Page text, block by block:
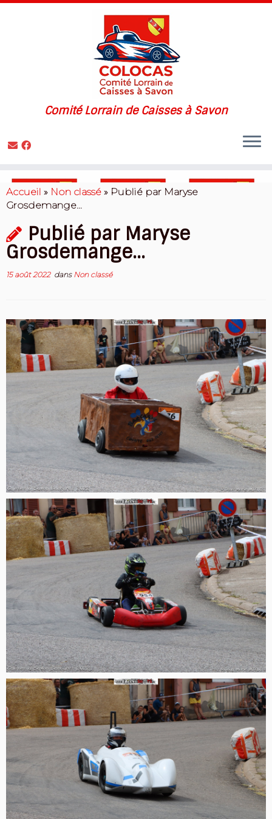
Skip
to
content
Comité Lorrain de Caisses à Savon
Accueil » Non classé » Publié par Maryse
Grosdemange…
Publié par Maryse
Grosdemange…
15 août 2022dans Non classé